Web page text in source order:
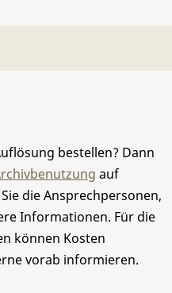
bestellen? Dann
auf
die Ansprechpersonen,
Informationen. Für die
können Kosten
vorab informieren.